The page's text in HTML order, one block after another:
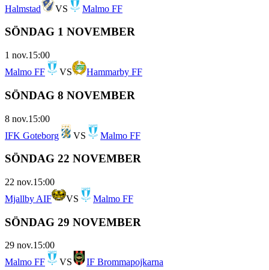
Halmstad VS Malmo FF
SÖNDAG 1 NOVEMBER
1 nov.15:00
Malmo FF
VS Hammarby FF
SÖNDAG 8 NOVEMBER
8 nov.15:00
IFK Goteborg
VS Malmo FF
SÖNDAG 22 NOVEMBER
22 nov.15:00
Mjallby AIF
VS Malmo FF
SÖNDAG 29 NOVEMBER
29 nov.15:00
Malmo FF
VS IF Brommapojkarna